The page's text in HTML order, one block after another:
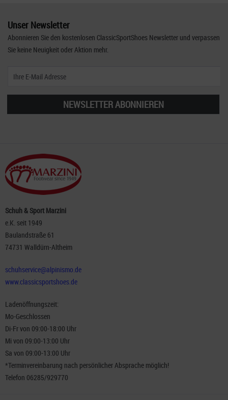
Unser Newsletter
Abonnieren Sie den kostenlosen ClassicSportShoes Newsletter und verpassen
Sie keine Neuigkeit oder Aktion mehr.
NEWSLETTER ABONNIEREN
Schuh & Sport Marzini
e.K. seit 1949
Baulandstraße 61
74731 Walldürn-Altheim
schuhservice@alpinismo.de
www.classicsportshoes.de
Ladenöffnungszeit:
Mo-Geschlossen
Di-Fr von 09:00-18:00 Uhr
Mi von 09:00-13:00 Uhr
Sa von 09:00-13:00 Uhr
*Terminvereinbarung nach persönlicher Absprache möglich!
Telefon 06285/929770